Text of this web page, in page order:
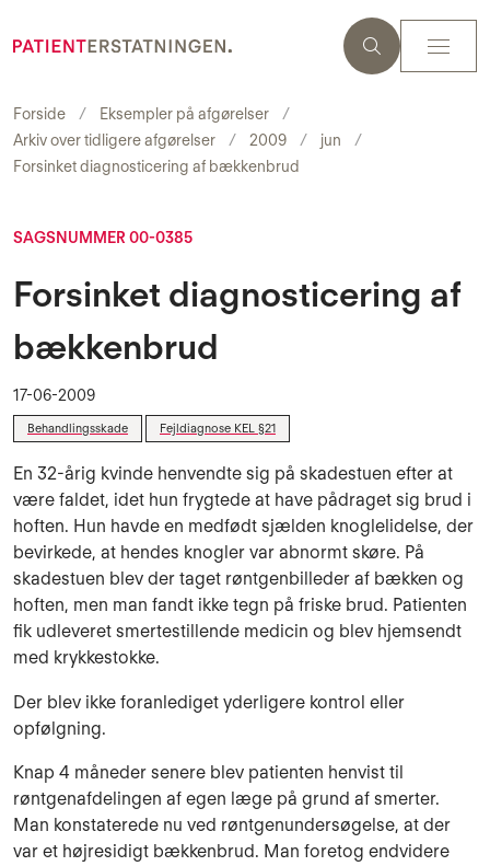
Forside
Eksempler på afgørelser
Arkiv over tidligere afgørelser
2009
jun
Forsinket diagnosticering af bækkenbrud
SAGSNUMMER 00-0385
Forsinket diagnosticering af
bækkenbrud
17-06-2009
Behandlingsskade Fejldiagnose KEL §21
En 32-årig kvinde henvendte sig på skadestuen efter at
være faldet, idet hun frygtede at have pådraget sig brud i
hoften. Hun havde en medfødt sjælden knoglelidelse, der
bevirkede, at hendes knogler var abnormt skøre. På
skadestuen blev der taget røntgenbilleder af bækken og
hoften, men man fandt ikke tegn på friske brud. Patienten
fik udleveret smertestillende medi­cin og blev hjemsendt
med krykkestokke.
Der blev ikke foranlediget yderligere kontrol eller
opfølgning.
Knap 4 måneder senere blev patienten henvist til
røntgenafdelingen af egen læge på grund af smerter.
Man konstaterede nu ved røntgenundersøgelse, at der
var et højresidigt bækkenbrud. Man foretog endvidere